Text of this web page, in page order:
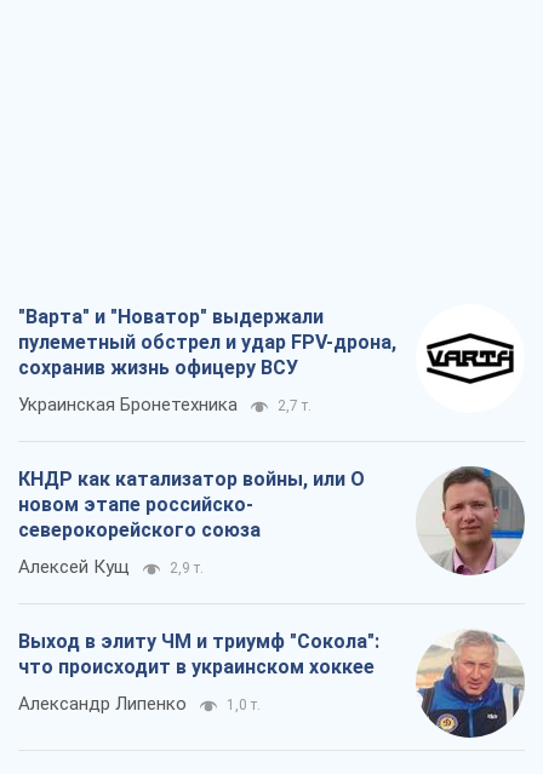
"Варта" и "Новатор" выдержали
пулеметный обстрел и удар FPV-дрона,
сохранив жизнь офицеру ВСУ
Украинская Бронетехника 2,7 т.
КНДР как катализатор войны, или О
новом этапе российско-
северокорейского союза
Алексей Кущ 2,9 т.
Выход в элиту ЧМ и триумф "Сокола":
что происходит в украинском хоккее
Александр Липенко 1,0 т.